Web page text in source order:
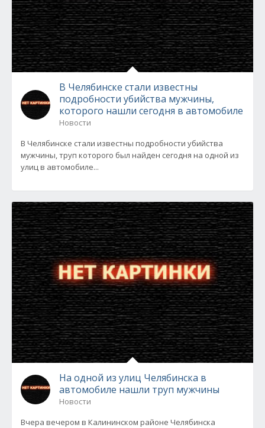
В Челябинске стали известны
подробности убийства мужчины,
которого нашли сегодня в автомобиле
Новости
В Челябинске стали известны подробности убийства
мужчины, труп которого был найден сегодня на одной из
улиц в автомобиле...
На одной из улиц Челябинска в
автомобиле нашли труп мужчины
Новости
Вчера вечером в Калининском районе Челябинска